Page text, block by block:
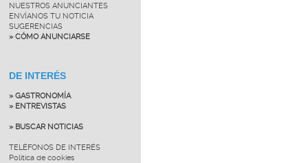
NUESTROS ANUNCIANTES
ENVÍANOS TU NOTICIA
SUGERENCIAS
» CÓMO ANUNCIARSE
DE INTERÉS
» GASTRONOMÍA
» ENTREVISTAS
» BUSCAR NOTICIAS
TELÉFONOS DE INTERÉS
Política de cookies